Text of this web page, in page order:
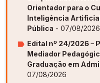
Orientador para o
Inteligência
Pública - 07/08/2026
Edital nº 24/2026 –
Mediador
Graduação em
07/08/2026